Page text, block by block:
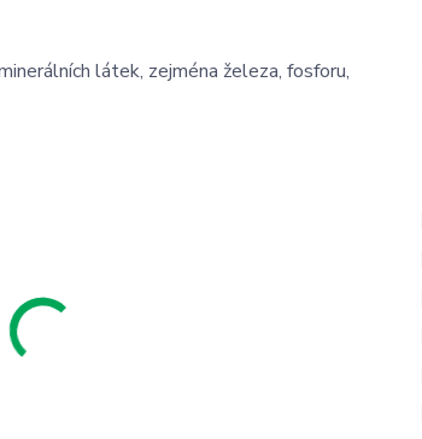
látek, zejména železa, fosforu,